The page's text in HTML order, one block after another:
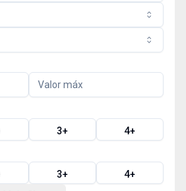
3+ 4+
3+ 4+